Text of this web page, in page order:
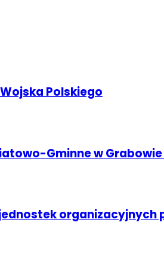
Polskiego
Gminne w
organizacyjnych